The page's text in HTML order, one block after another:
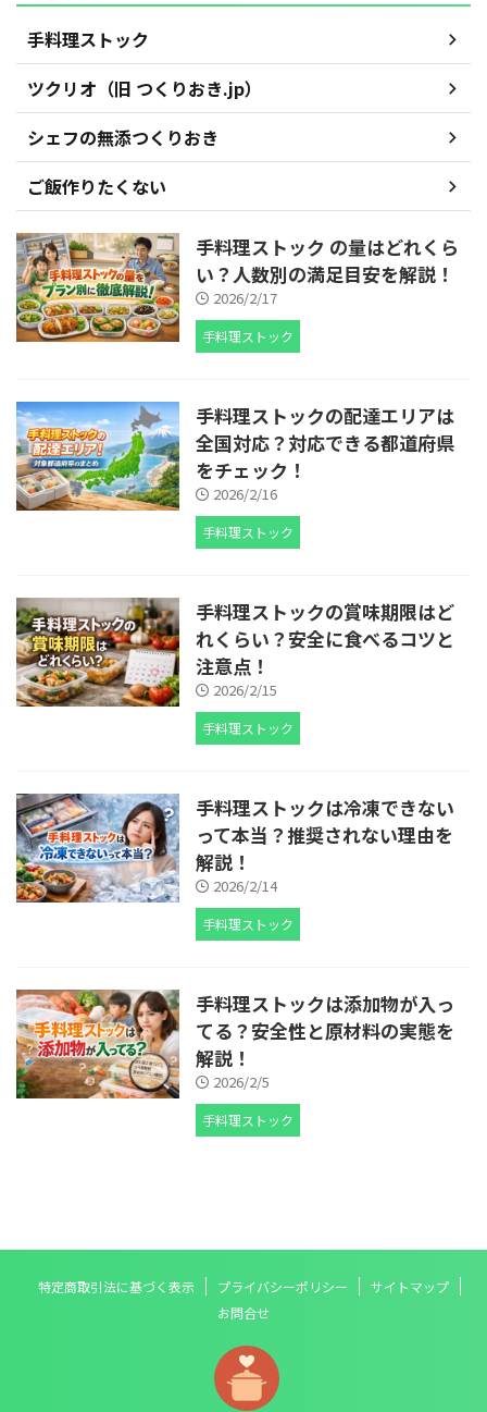
手料理ストック
ツクリオ（旧 つくりおき.jp）
シェフの無添つくりおき
ご飯作りたくない
手料理ストック の量はどれくら
い？人数別の満足目安を解説！
2026/2/17
手料理ストック
手料理ストックの配達エリアは
全国対応？対応できる都道府県
をチェック！
2026/2/16
手料理ストック
手料理ストックの賞味期限はど
れくらい？安全に食べるコツと
注意点！
2026/2/15
手料理ストック
手料理ストックは冷凍できない
って本当？推奨されない理由を
解説！
2026/2/14
手料理ストック
手料理ストックは添加物が入っ
てる？安全性と原材料の実態を
解説！
2026/2/5
手料理ストック
特定商取引法に基づく表示 プライバシーポリシー
サイトマップ
お問合せ